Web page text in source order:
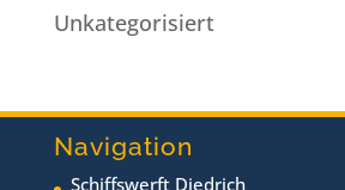
Unkategorisiert
Navigation
Schiffswerft Diedrich